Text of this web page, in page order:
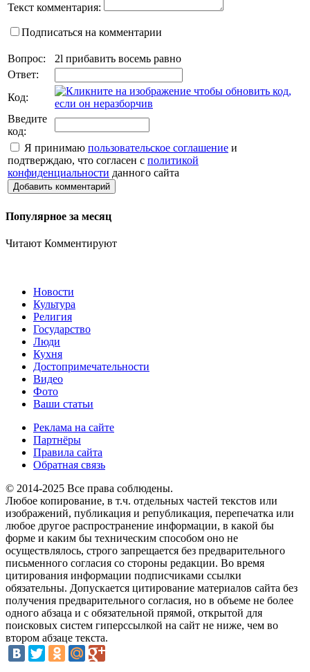
Текст комментария:
Подписаться на комментарии
Вопрос:
2l прибавить восемь равно
Ответ:
Код:
Введите
код:
Я принимаю пользовательское соглашение и
подтверждаю, что согласен с политикой
конфиденциальности данного сайта
Добавить комментарий
Популярное за месяц
Читают Комментируют
Новости
Культура
Религия
Государство
Люди
Кухня
Достопримечательности
Видео
Фото
Ваши статьи
Реклама на сайте
Партнёры
Правила сайта
Обратная связь
© 2014-2025 Все права соблюдены.
Любое копирование, в т.ч. отдельных частей текстов или
изображений, публикация и републикация, перепечатка или
любое другое распространение информации, в какой бы
форме и каким бы техническим способом оно не
осуществлялось, строго запрещается без предварительного
письменного согласия со стороны редакции. Во время
цитирования информации подписчиками ссылки
обязательны. Допускается цитирование материалов сайта без
получения предварительного согласия, но в объеме не более
одного абзаца и с обязательной прямой, открытой для
поисковых систем гиперссылкой на сайт не ниже, чем во
втором абзаце текста.